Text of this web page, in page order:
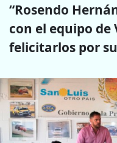
“Rosendo
con el equipo
felicitarlos por